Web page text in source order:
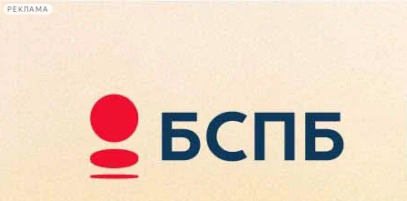
РЕКЛАМА
Сегодня:
2026.08.09
11:43
Афиша Plus